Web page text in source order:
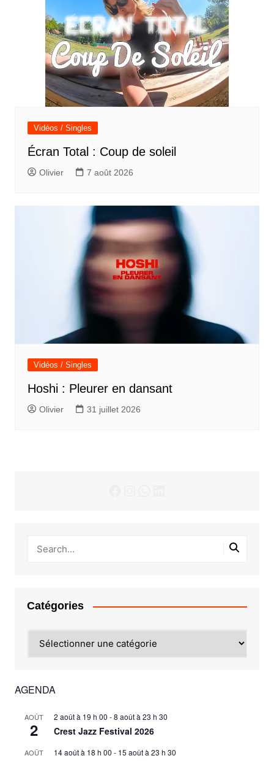
Vidéos / Singles
Écran Total : Coup de soleil
Olivier 7 août 2026
Vidéos / Singles
Hoshi : Pleurer en dansant
Olivier 31 juillet 2026
Catégories
AGENDA
AOÛT
2
2 août à 19 h 00 -8 août à 23 h 30
Crest Jazz Festival 2026
AOÛT 14 août à 18 h 00 - 15 août à 23 h 30